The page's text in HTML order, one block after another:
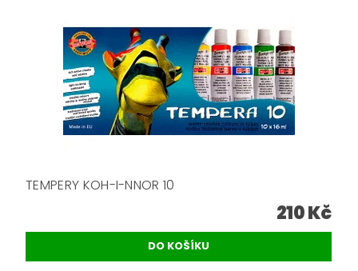
TEMPERY KOH-I-NNOR 10
210 Kč